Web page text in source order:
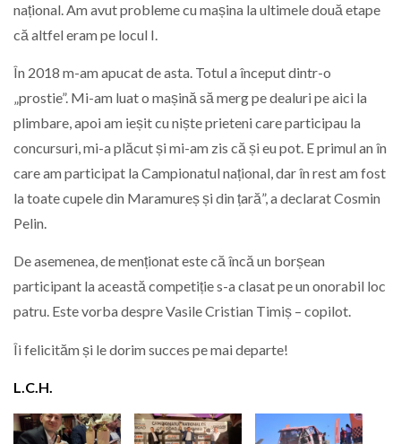
național. Am avut probleme cu mașina la ultimele două etape
că altfel eram pe locul I.
În 2018 m-am apucat de asta. Totul a început dintr-o
„prostie”. Mi-am luat o mașină să merg pe dealuri pe aici la
plimbare, apoi am ieșit cu niște prieteni care participau la
concursuri, mi-a plăcut și mi-am zis că și eu pot. E primul an în
care am participat la Campionatul național, dar în rest am fost
la toate cupele din Maramureș și din țară”, a declarat Cosmin
Pelin.
De asemenea, de menționat este că încă un borșean
participant la această competiție s-a clasat pe un onorabil loc
patru. Este vorba despre Vasile Cristian Timiș – copilot.
Îi felicităm și le dorim succes pe mai departe!
L.C.H.